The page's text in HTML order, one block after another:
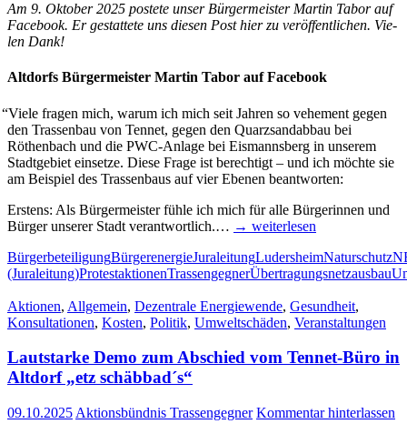
Am 9. Okto­ber 2025 pos­te­te unser Bür­ger­meis­ter Mar­tin Tabor auf
Face­book. Er gestat­te­te uns die­sen Post hier zu ver­öf­fent­li­chen. Vie­
len Dank!
Alt­dorfs Bür­ger­meis­ter Mar­tin Tabor auf Facebook
“Vie­le fra­gen mich, war­um ich mich seit Jah­ren so vehe­ment gegen
den Tras­sen­bau von Ten­net, gegen den Quarz­sand­ab­bau bei
Röthen­bach und die PWC-Anla­­ge bei Eis­manns­berg in unse­rem
Stadt­ge­biet ein­set­ze. Die­se Fra­ge ist berech­tigt – und ich möch­te sie
am Bei­spiel des Tras­sen­baus auf vier Ebe­nen beantworten:
Ers­tens: Als Bür­ger­meis­ter füh­le ich mich für alle Bür­ge­rin­nen und
Bür­ger unse­rer Stadt ver­ant­wort­lich.… → wei­ter­le­sen
BürgerbeteiligungBürgerenergieJuraleitungLudersheimNaturschutz
(Juraleitung)ProtestaktionenTrassengegnerÜbertragungsnetzausbau
Aktionen, Allgemein, Dezentrale Energiewende, Gesundheit,
Konsultationen, Kosten, Politik, Umweltschäden, Veranstaltungen
Laut­star­ke Demo zum Abschied vom Ten­net-Büro in
Alt­dorf „etz schäbbad´s“
09.10.2025 Aktionsbündnis Trassengegner Kommentar hinterlassen